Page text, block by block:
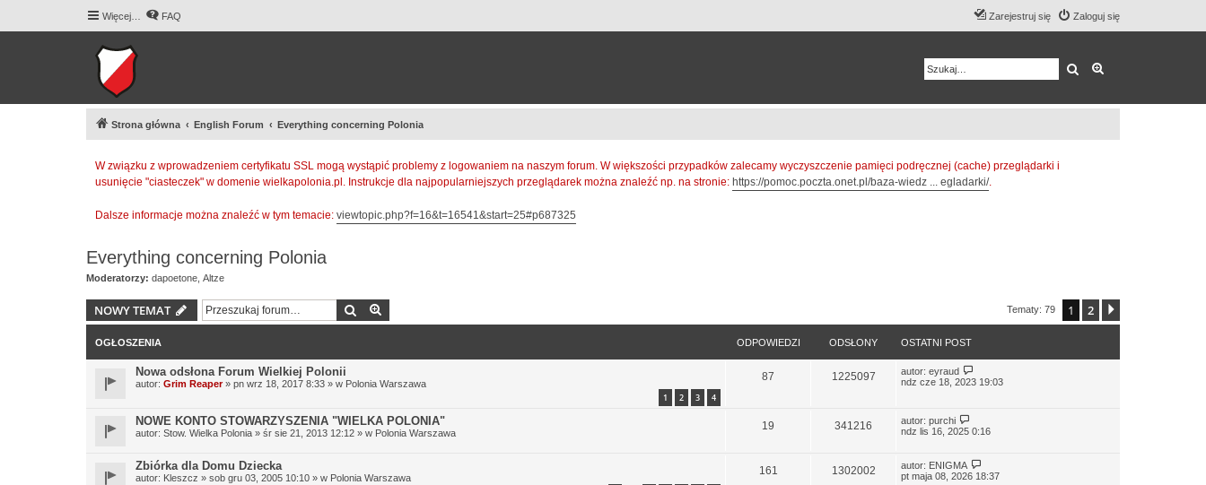
Więcej… FAQ Zaloguj się
Zarejestruj się
Szukaj
Strona główna English Forum Everything concerning Polonia
W związku z wprowadzeniem certyfikatu SSL mogą wystąpić problemy z logowaniem na naszym forum. W większości przypadków zalecamy wyczyszczenie pamięci podręcznej (cache) przeglądarki i
usunięcie "ciasteczek" w domenie wielkapolonia.pl. Instrukcje dla najpopularniejszych przeglądarek można znaleźć np. na stronie: https://pomoc.poczta.onet.pl/baza-wiedz ... egladarki/.
Dalsze informacje można znaleźć w tym temacie: viewtopic.php?f=16&t=16541&start=25#p687325
Everything concerning Polonia
Moderatorzy: dapoetone Altze
NOWY TEMAT Szukaj Tematy: 79 1 2
OGŁOSZENIA ODPOWIEDZI ODSŁONY OSTATNI POST
Nowa odsłona Forum Wielkiej Polonii
autor: Grim Reaper» pn wrz 18, 2017 8:33 » w Polonia Warszawa
1 2 3 4
87 1225097 autor: eyraud
ndz cze 18, 2023 19:03
NOWE KONTO STOWARZYSZENIA "WIELKA POLONIA"
autor: Stow. Wielka Polonia » śr sie 21, 2013 12:12 » w Polonia Warszawa
19 341216 autor: purchi
ndz lis 16, 2025 0:16
Zbiórka dla Domu Dziecka
autor: Kleszcz » sob gru 03, 2005 10:10 » w Polonia Warszawa
161 1302002 autor: ENIGMA
pt maja 08, 2026 18:37